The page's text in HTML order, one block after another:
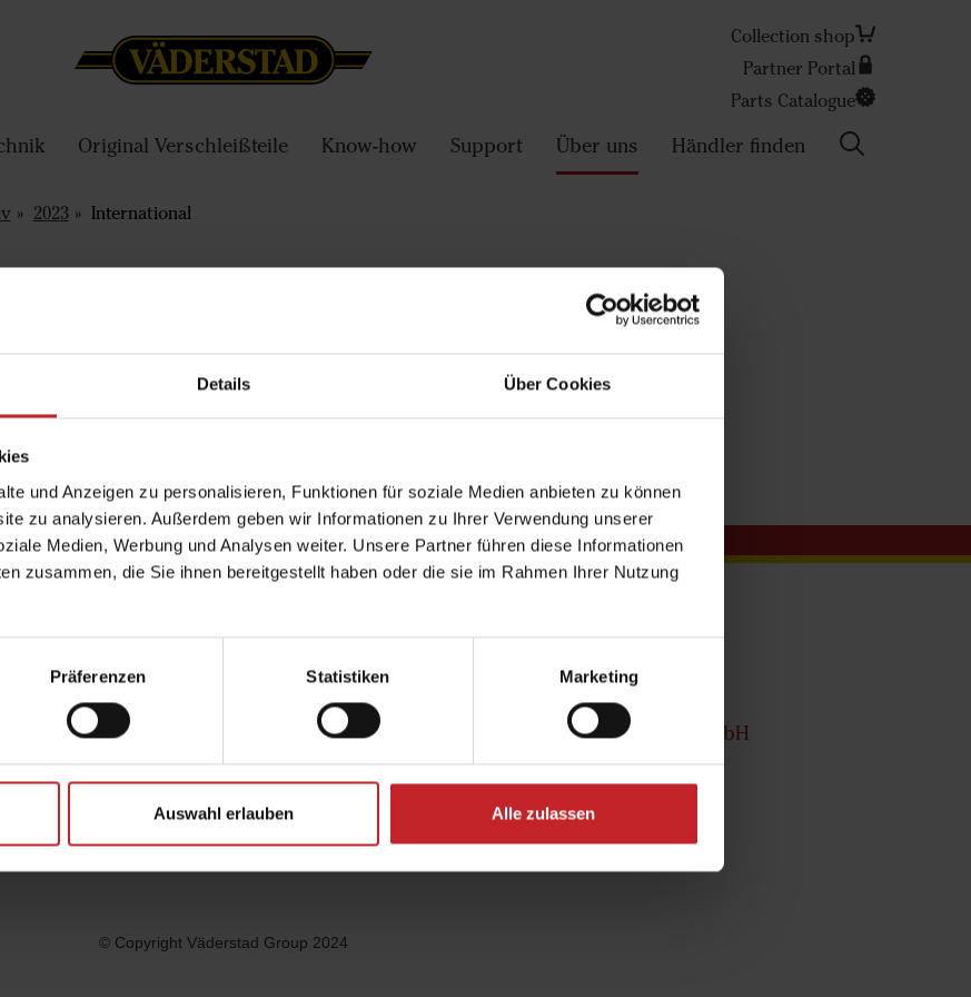
Details Über Cookies
und Anzeigen zu personalisieren, Funktionen für soziale Medien anbieten zu können
zu analysieren. Außerdem geben wir Informationen zu Ihrer Verwendung unserer
Medien, Werbung und Analysen weiter. Unsere Partner führen diese Informationen
zusammen, die Sie ihnen bereitgestellt haben oder die sie im Rahmen Ihrer Nutzung
Präferenzen Statistiken Marketing
Auswahl erlauben Alle zulassen
Collection shop
Partner Portal
Parts Catalogue
Original Verschleißteile Know-how Support Über uns
Händler finden
Search
2023 International
Väderstad Media Portal
Datenschutzrichtlinie Väderstad GmbH
Cookies
© Copyright Väderstad Group 2024